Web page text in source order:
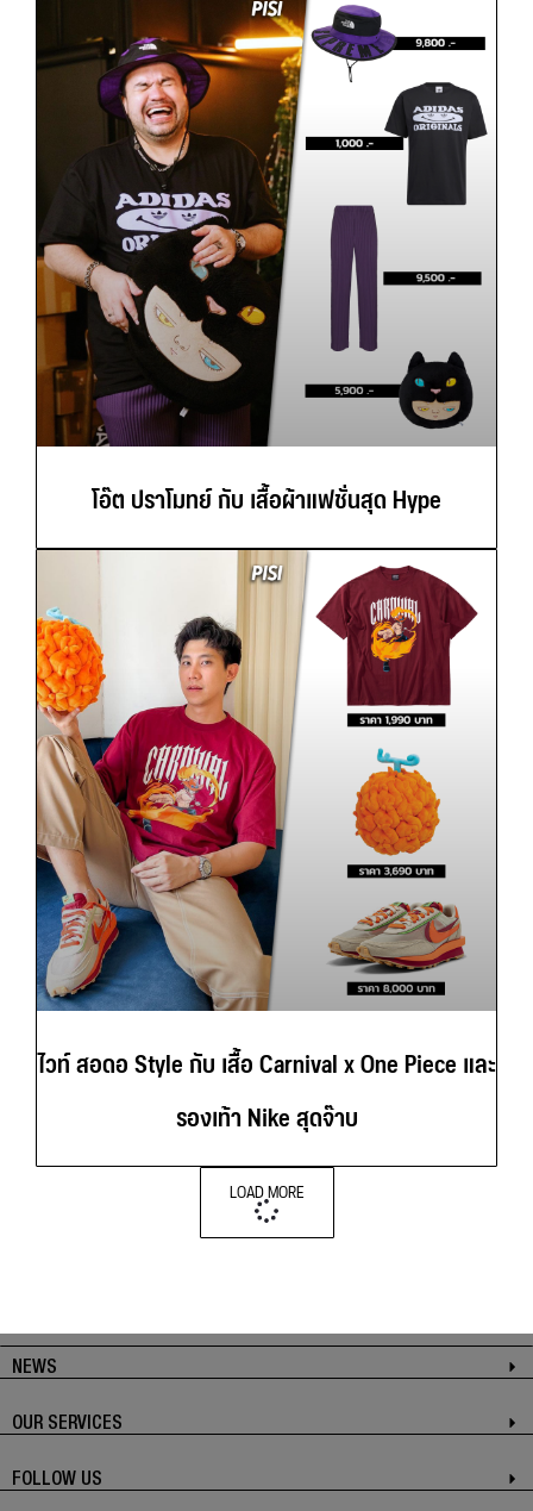
โอ๊ต ปราโมทย์ กับ เสื้อผ้าแฟชั่นสุด Hype
ไวท์ สอดอ Style กับ เสื้อ Carnival x One Piece และ
รองเท้า Nike สุดจ๊าบ
LOAD MORE
NEWS
OUR SERVICES
FOLLOW US